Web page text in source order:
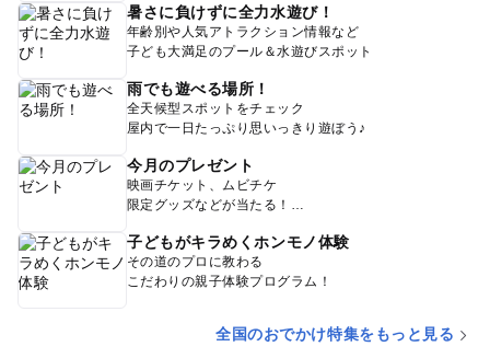
暑さに負けずに全力水遊び！
年齢別や人気アトラクション情報など
子ども大満足のプール＆水遊びスポット
雨でも遊べる場所！
全天候型スポットをチェック
屋内で一日たっぷり思いっきり遊ぼう♪
今月のプレゼント
映画チケット、ムビチケ
限定グッズなどが当たる！
子どもがキラめくホンモノ体験
その道のプロに教わる
こだわりの親子体験プログラム！
全国のおでかけ特集をもっと見る